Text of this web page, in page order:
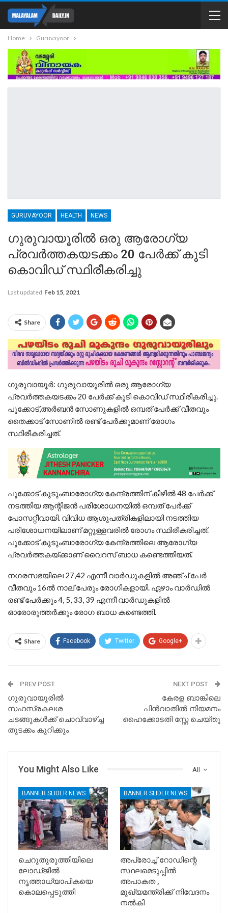
Home Guruvayoor
GURUVAYOOR HEALTH NEWS
ഗുരുവായൂരിൽ ഒരു ആരോഗ്യ
പ്രവര്‍ത്തകയടക്കം 20 പേര്‍ക്ക് കൂടി
കൊവിഡ് സ്ഥിരീകരിച്ചു
Last updated Feb 15, 2021
Share
ഗുരുവായൂര്‍: ഗുരുവായൂരിൽ ഒരു ആരോഗ്യ
പ്രവര്‍ത്തകയടക്കം 20 പേര്‍ക്ക് കൂടി കൊവിഡ് സ്ഥിരീകരിച്ചു.
പൂക്കോട്,അര്‍ബന്‍ സോണുകളില്‍ ഒമ്പത് പേര്‍ക്ക് വീതവും
തൈക്കാട് സോണില്‍ രണ്ട് പേര്‍ക്കുമാണ് രോഗം
സ്ഥിരീകരിച്ചത്.
പൂക്കോട് കുടുംബാരോഗ്യ കേന്ദ്രത്തിന് കീഴില്‍ 48 പേര്‍ക്ക്
നടത്തിയ ആന്റിജന്‍ പരിശോധനയില്‍ ഒമ്പത് പേര്‍ക്ക്
പോസറ്റീവായി. വിവിധ ആശുപത്രികളിലായി നടത്തിയ
പരിശോധനയിലാണ് മറ്റുള്ളവരില്‍ രോഗം സ്ഥിരീകരിച്ചത്.
പൂക്കോട് കുടുംബാരോഗ്യ കേന്ദ്രത്തിലെ ആരോഗ്യ
പ്രവര്‍ത്തകയ്ക്കാണ് വൈറസ് ബാധ കണ്ടെത്തിയത്.
നഗരസഭയിലെ 27,42 എന്നീ വാര്‍ഡുകളില്‍ അഞ്ച് പേര്‍
വീതവും 16ല്‍ നാല് പേരും രോഗികളായി. ഏഴാം വാര്‍ഡില്‍
രണ്ട് പേര്‍ക്കും 4, 5, 33, 39 എന്നീ വാര്‍ഡുകളില്‍
ഓരോരുത്തര്‍ക്കും രോഗ ബാധ കണ്ടെത്തി.
Share Facebook Twitter Google+
PREV POST
ഗുരുവായൂരിൽ
സഹസ്രകലശ
ചടങ്ങുകള്‍ക്ക് ചൊവ്വാഴ്ച്ച
തുടക്കം കുറിക്കും
NEXT POST
കേരള ബാങ്കിലെ
പിൻവാതിൽ നിയമനം
ഹൈക്കോടതി സ്റ്റേ ചെയ്തു
All
You Might Also Like
BANNER SLIDER NEWS
ചെറുതുരുത്തിയിലെ
ലോഡ്ജിൽ
നൃത്താധ്യാപികയെ
കൊലപ്പെടുത്തി
BANNER SLIDER NEWS
അപ്രോച്ച് റോഡിന്റെ
സ്ഥലമെടുപ്പിൽ
അപാകത ,
മുഖ്യമന്ത്രിക്ക് നിവേദനം
നൽകി